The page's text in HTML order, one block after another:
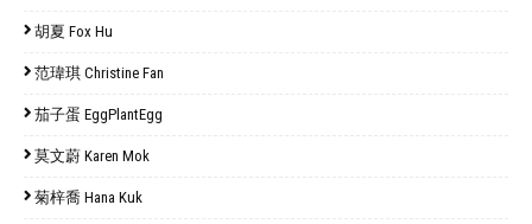
胡夏 Fox Hu
范瑋琪 Christine Fan
茄子蛋 EggPlantEgg
莫文蔚 Karen Mok
菊梓喬 Hana Kuk